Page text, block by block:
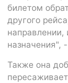
билетом
другого
направлении,
назначения",
Также она